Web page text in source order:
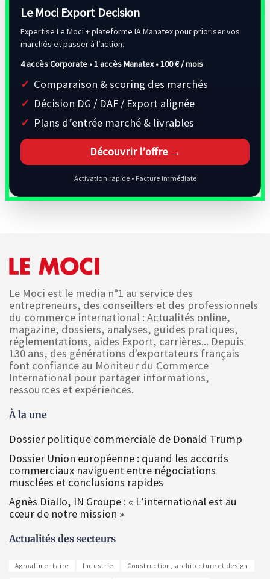
Le Moci Export Decision
Expertise Le Moci + plateforme IA Manatex pour prioriser vos
marchés et passer à l’action.
4 accès Corporate • 1 accès Manatex •100 € / mois
Comparaison & scoring des marchés
Décision DG / DAF / Export alignée
Plans d’entrée marché & livrables
Découvrir l’offre →
Activation rapide • Facture immédiate
Le Moci est le media n°1 au service des
entrepreneurs, des conseillers et des professionnels
du commerce international : Actualités online,
magazine, dossiers, analyses, guides pratiques,
réglementations, aides Export, carrières... Depuis
130 ans, des générations d'exportateurs français
font confiance au Moniteur du Commerce
International pour partager informations,
ressources et expériences.
À la une
Dossier politique commerciale de Donald Trump
Dossier Union européenne : quand les accords
commerciaux naviguent entre négociations
musclées et conclusions rapides
Agnès Diallo, IN Groupe : « L’international est au
cœur de notre mission »
Actualités des secteurs
Agroalimentaire Industrie Construction, architecture et design